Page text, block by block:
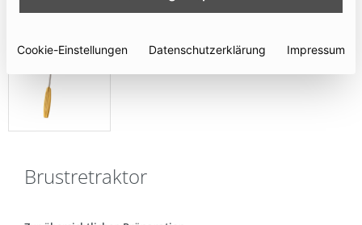
Brustretraktor
Cookie-Einstellungen Datenschutzerklärung Impressum